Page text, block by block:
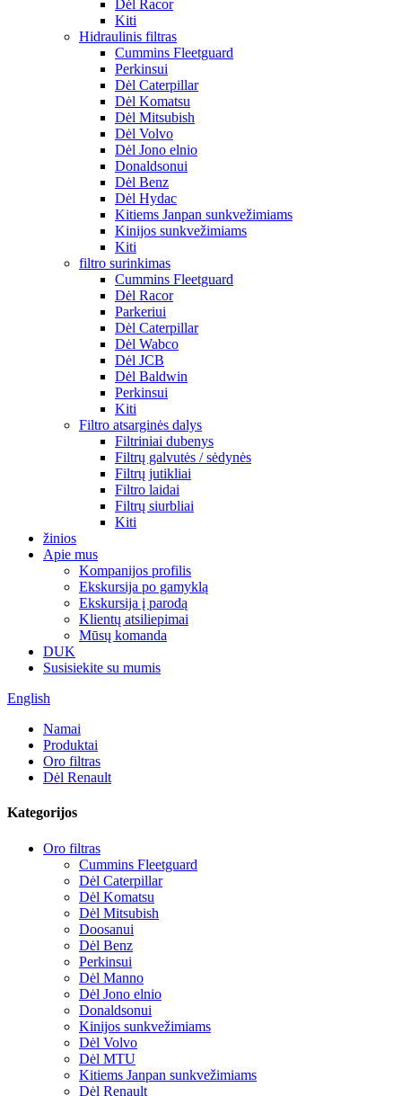
Dėl Racor
Kiti
Hidraulinis filtras
Cummins Fleetguard
Perkinsui
Dėl Caterpillar
Dėl Komatsu
Dėl Mitsubish
Dėl Volvo
Dėl Jono elnio
Donaldsonui
Dėl Benz
Dėl Hydac
Kitiems Janpan sunkvežimiams
Kinijos sunkvežimiams
Kiti
filtro surinkimas
Cummins Fleetguard
Dėl Racor
Parkeriui
Dėl Caterpillar
Dėl Wabco
Dėl JCB
Dėl Baldwin
Perkinsui
Kiti
Filtro atsarginės dalys
Filtriniai dubenys
Filtrų galvutės / sėdynės
Filtrų jutikliai
Filtro laidai
Filtrų siurbliai
Kiti
žinios
Apie mus
Kompanijos profilis
Ekskursija po gamyklą
Ekskursija į parodą
Klientų atsiliepimai
Mūsų komanda
DUK
Susisiekite su mumis
English
Namai
Produktai
Oro filtras
Dėl Renault
Kategorijos
Oro filtras
Cummins Fleetguard
Dėl Caterpillar
Dėl Komatsu
Dėl Mitsubish
Doosanui
Dėl Benz
Perkinsui
Dėl Manno
Dėl Jono elnio
Donaldsonui
Kinijos sunkvežimiams
Dėl Volvo
Dėl MTU
Kitiems Janpan sunkvežimiams
Dėl Renault